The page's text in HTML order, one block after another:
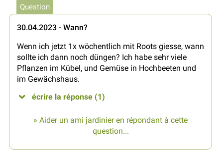
Question
30.04.2023 - Wann?
Wenn ich jetzt 1x wöchentlich mit Roots giesse, wann
sollte ich dann noch düngen? Ich habe sehr viele
Pflanzen im Kübel, und Gemüse in Hochbeeten und
im Gewächshaus.
écrire la réponse (1)
» Aider un ami jardinier en répondant à cette
question...